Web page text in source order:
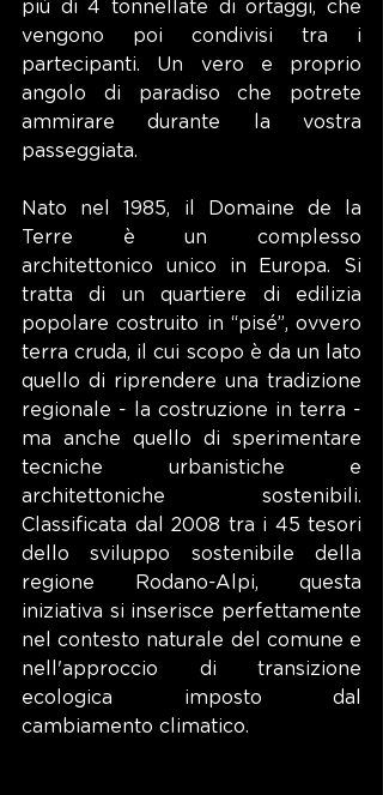
più di 4 tonnellate di ortaggi, che
vengono poi condivisi tra i
partecipanti. Un vero e proprio
angolo di paradiso che potrete
ammirare durante la vostra
passeggiata.
Nato nel 1985, il Domaine de la
Terre è un complesso
architettonico unico in Europa. Si
tratta di un quartiere di edilizia
popolare costruito in “pisé”, ovvero
terra cruda, il cui scopo è da un lato
quello di riprendere una tradizione
regionale - la costruzione in terra -
ma anche quello di sperimentare
tecniche urbanistiche e
architettoniche sostenibili.
Classificata dal 2008 tra i 45 tesori
dello sviluppo sostenibile della
regione Rodano-Alpi, questa
iniziativa si inserisce perfettamente
nel contesto naturale del comune e
nell'approccio di transizione
ecologica imposto dal
cambiamento climatico.